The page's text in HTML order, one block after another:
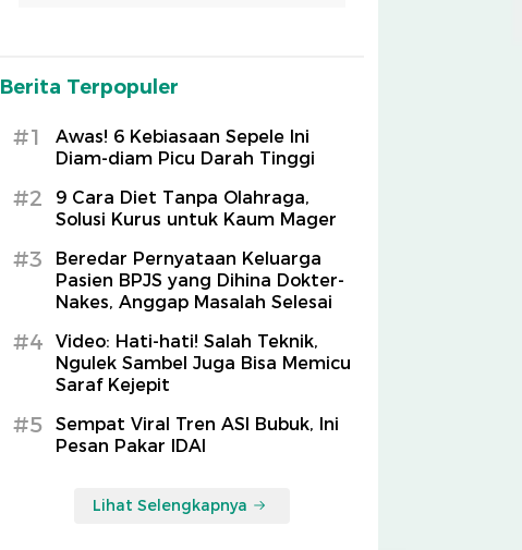
Berita Terpopuler
#1
Awas! 6 Kebiasaan Sepele Ini
Diam-diam Picu Darah Tinggi
#2
9 Cara Diet Tanpa Olahraga,
Solusi Kurus untuk Kaum Mager
#3
Beredar Pernyataan Keluarga
Pasien BPJS yang Dihina Dokter-
Nakes, Anggap Masalah Selesai
#4
Video: Hati-hati! Salah Teknik,
Ngulek Sambel Juga Bisa Memicu
Saraf Kejepit
#5
Sempat Viral Tren ASI Bubuk, Ini
Pesan Pakar IDAI
Lihat Selengkapnya